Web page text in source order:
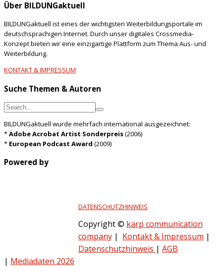
Über BILDUNGaktuell
BILDUNGaktuell ist eines der wichtigsten Weiterbildungsportale im
deutschsprachigen Internet. Durch unser digitales Crossmedia-
Konzept bieten wir eine einzigartige Plattform zum Thema Aus- und
Weiterbildung.
KONTAKT & IMPRESSUM
Suche Themen & Autoren
BILDUNGaktuell wurde mehrfach international ausgezeichnet:
*Adobe Acrobat Artist Sonderpreis(2006)
* European Podcast Award (2009)
Powered by
DATENSCHUTZHINWEIS
Copyright © karp communication
company | Kontakt & Impressum |
Datenschutzhinweis | AGB
| Mediadaten 2026